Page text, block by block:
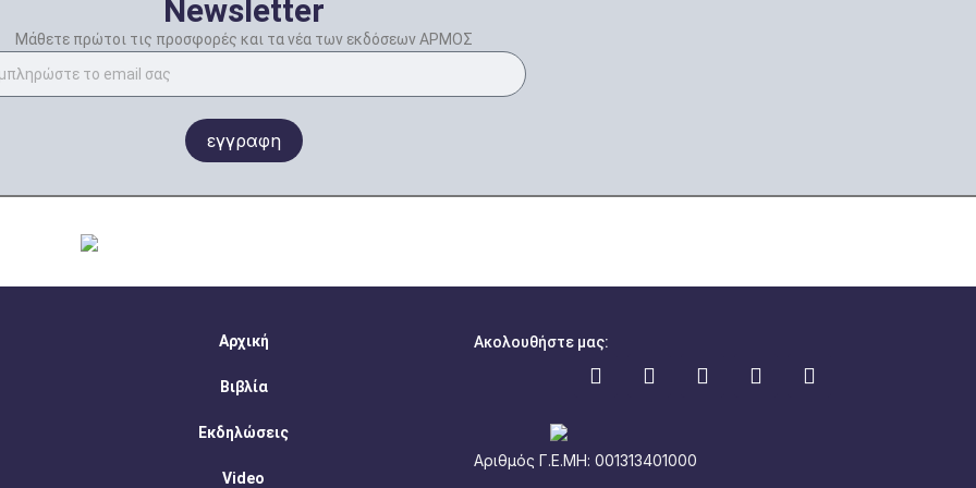
Newsletter
Μάθετε πρώτοι τις προσφορές και τα νέα των εκδόσεων ΑΡΜΟΣ
εγγραφη
Αρχική
Βιβλία
Εκδηλώσεις
Video
Ακολουθήστε μας:
Αριθμός Γ.Ε.ΜΗ: 001313401000